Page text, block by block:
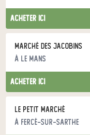
acheter ici
marché des jacobins
à Le Mans
acheter ici
Le petit marché
à Fercé-sur-Sarthe